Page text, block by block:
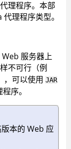
理程序。 本部
理程序类型。
服务器上
不可行（例
，可以使用 JAR
序。
版本的 Web 应